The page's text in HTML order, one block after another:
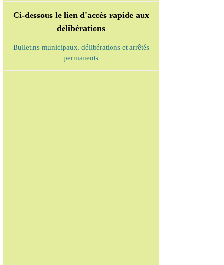
Ci-dessous le lien d'accès rapide aux
délibérations
Bulletins municipaux, délibérations et arrêtés
permanents